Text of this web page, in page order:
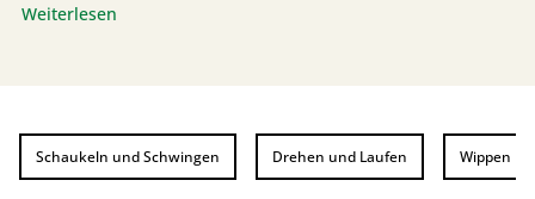
Weiterlesen
Schaukeln und Schwingen Drehen und Laufen Wippen